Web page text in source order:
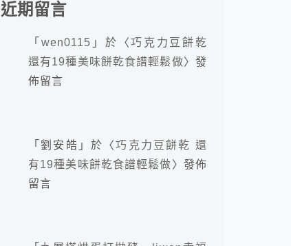
近期留言
「 wen0115 」於〈巧克力豆餅乾
還有19種美味餅乾食譜輕鬆做〉發
佈留言
「劉安皓 」於〈巧克力豆餅乾 還
有19種美味餅乾食譜輕鬆做〉發佈
留言